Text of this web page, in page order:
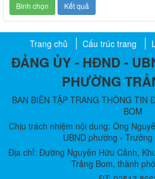
Trang chủ Cấu trúc trang
ĐẢNG ỦY - HĐND -
PHƯỜNG
BAN BIÊN TẬP TRANG THÔNG TIN
BOM
Chịu trách nhiệm nội dung: Ông
UBND phường -
Địa chỉ: Đường Nguyễn Hữu Cảnh,
Trảng Bom, thành